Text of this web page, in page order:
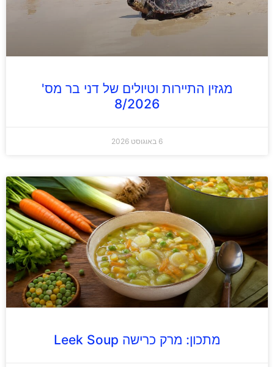
מגזין התיירות וטיולים של דני בר מס'
8/2026
6 באוגוסט 2026
מתכון: מרק כרישה Leek Soup